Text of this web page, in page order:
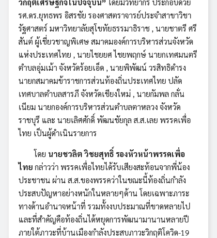
วิกฤติเศรษฐกิจในปัจจุบัน” โดยมีวิทยากร ประกอบด้วย
รศ.ดร.ยุทธพร อิสรชัย รองศาสตราจารย์ประจำสาขาวิชา
รัฐศาสตร์ มหาวิทยาลัยสุโขทัยธรรมาธิราช , นายชาตรี ศรี
สันต์ ผู้เชี่ยวชาญพิเศษ สมาคมองค์การบริหารส่วนจังหวัด
แห่งประเทศไทย , นายไชยยศ ไชยพฤกษ์ นายกเทศมนตรี
ตำบลอุ่มเม้า จังหวัดร้อยเอ็ด , นายพิพัฒน์ วรสิทธิดำรง
นายกสมาคมข้าราชการส่วนท้องถิ่นประเทศไทย ปลัด
เทศบาลตำบลสารภี จังหวัดเชียงใหม่ , นายกัมพล กลั่น
เนียม นายกองค์การบริหารส่วนตำบลตาหลวง จังหวัด
ราชบุรี และ นายเลิศศักดิ์ พัฒนชัยกุล ส.ส.เลย พรรคเพื่อ
ไทย เป็นผู้ดำเนินรายการ
โดย นายชวลิต วิชยสุทธิ์ รองหัวหน้าพรรคเพื่อ
ไทย กล่าวว่า พรรคเพื่อไทยได้รับเสียงสะท้อนจากพี่น้อง
ประชาชน ผ่าน ส.ส.ของพรรคว่าในขณะนี้ท้องถิ่นกำลัง
ประสบปัญหาอย่างหนักในหลายๆด้าน โดยเฉพาะภาระ
ทางด้านอำนาจหน้าที่ รวมทั้งงบประมาณที่ขาดหลายไป
และที่สำคัญคือท้องถิ่นได้หยุดการพัฒนามานานหลายปี
ภายใต้ภาวะที่บ้านเมืองกำลังประสบภาวะวิกฤติโควิด-19